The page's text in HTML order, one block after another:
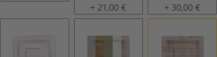
natur (unlackiert)gewachst
+ 21,00 € lackiert
+ 30,00 €